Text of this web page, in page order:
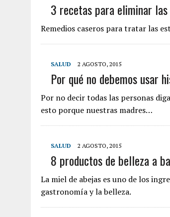
3 recetas para eliminar
Remedios caseros para tratar las
SALUD 2 AGOSTO, 2015
Por qué no debemos usar
Por no decir todas las personas
esto porque nuestras madres…
SALUD 2 AGOSTO, 2015
8 productos de belleza a
La miel de abejas es uno de los
gastronomía y la belleza.